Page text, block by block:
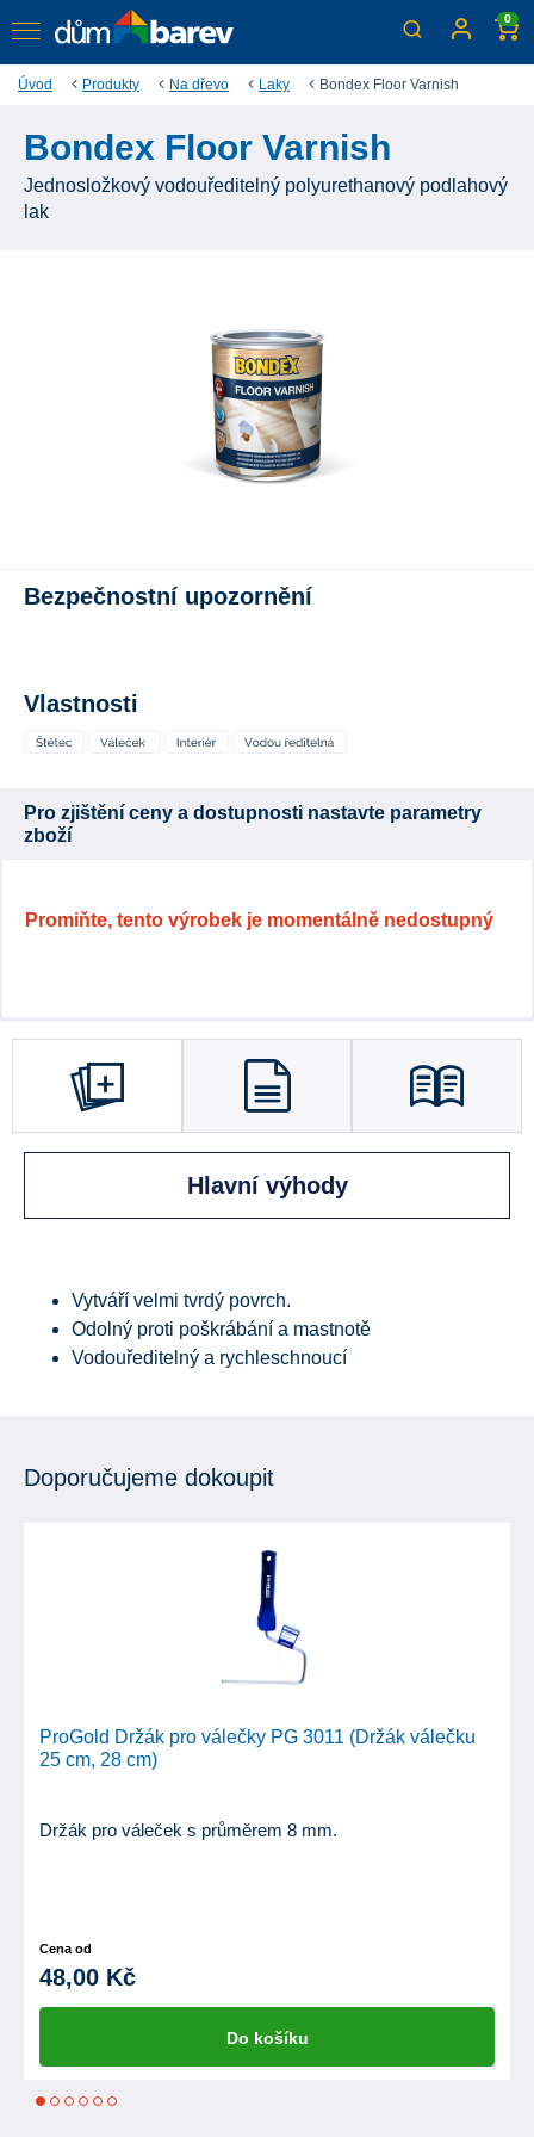
0
Úvod Produkty Na dřevo Laky Bondex Floor Varnish
Bondex Floor Varnish
Jednosložkový vodouředitelný polyurethanový podlahový
lak
Bezpečnostní upozornění
Vlastnosti
Pro zjištění ceny a dostupnosti nastavte parametry
zboží
Promiňte, tento výrobek je momentálně nedostupný
Hlavní výhody
Vytváří velmi tvrdý povrch.
Odolný proti poškrábání a mastnotě
Vodouředitelný a rychleschnoucí
Doporučujeme dokoupit
ProGold Držák pro válečky PG 3011 (Držák válečku
25 cm, 28 cm)
Držák pro váleček s průměrem 8 mm.
Cena od
48,00 Kč
Do košíku
1 2 3 4 5